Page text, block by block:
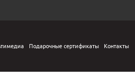
Подарочные сертификаты Контакты